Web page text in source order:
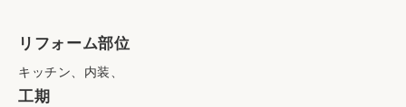
リフォーム部位
キッチン、内装、
工期